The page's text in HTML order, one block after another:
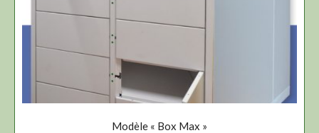
Modèle « Box Max »